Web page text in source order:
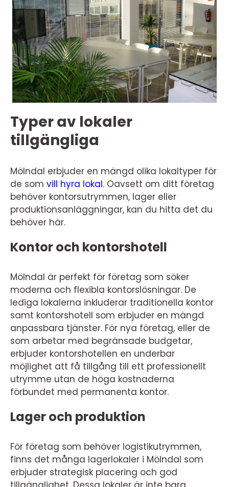
Typer av lokaler
tillgängliga
Mölndal erbjuder en mängd olika lokaltyper för
de som vill hyra lokal. Oavsett om ditt företag
behöver kontorsutrymmen, lager eller
produktionsanläggningar, kan du hitta det du
behöver här.
Kontor och kontorshotell
Mölndal är perfekt för företag som söker
moderna och flexibla kontorslösningar. De
lediga lokalerna inkluderar traditionella kontor
samt kontorshotell som erbjuder en mängd
anpassbara tjänster. För nya företag, eller de
som arbetar med begränsade budgetar,
erbjuder kontorshotellen en underbar
möjlighet att få tillgång till ett professionellt
utrymme utan de höga kostnaderna
förbundet med permanenta kontor.
Lager och produktion
För företag som behöver logistikutrymmen,
finns det många lagerlokaler i Mölndal som
erbjuder strategisk placering och god